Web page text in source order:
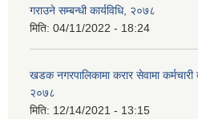
गराउने सम्बन्धी कार्यविधि, २०७८
मिति: 04/11/2022 - 18:24
खडक नगरपालिकामा करार सेवामा कर्मचारी
२०७८
मिति: 12/14/2021 - 13:15